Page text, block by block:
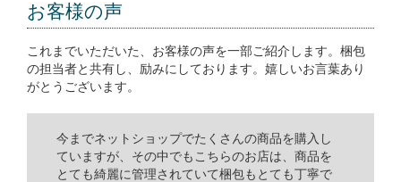
お客様の声
これまでいただいた、お客様の声を一部ご紹介します。梱包
の担当者と共有し、励みにしております。嬉しいお言葉あり
がとうございます。
今までネットショップでたくさんの商品を購入し
ていますが、その中でもこちらのお店は、商品を
とても綺麗に管理されていて梱包もとても丁寧で